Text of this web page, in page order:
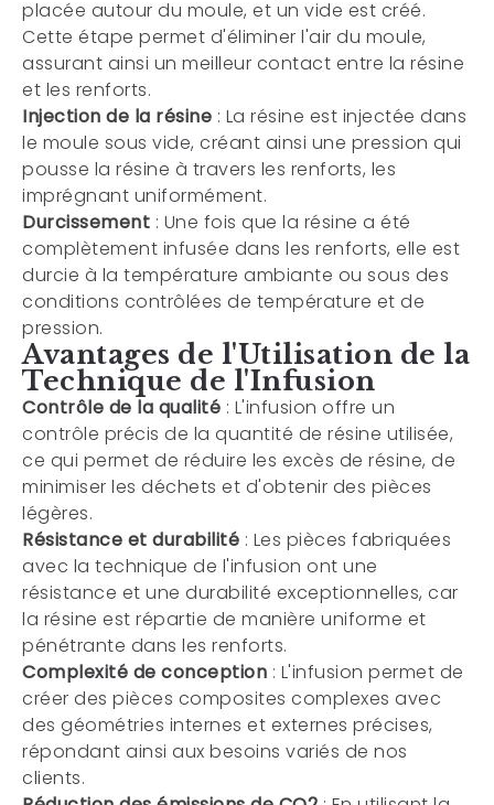
placée autour du moule, et un vide est créé.
Cette étape permet d'éliminer l'air du moule,
assurant ainsi un meilleur contact entre la résine
et les renforts.
Injection de la résine : La résine est injectée dans
le moule sous vide, créant ainsi une pression qui
pousse la résine à travers les renforts, les
imprégnant uniformément.
Durcissement : Une fois que la résine a été
complètement infusée dans les renforts, elle est
durcie à la température ambiante ou sous des
conditions contrôlées de température et de
pression.
Avantages de l'Utilisation de la
Technique de l'Infusion
Contrôle de la qualité : L'infusion offre un
contrôle précis de la quantité de résine utilisée,
ce qui permet de réduire les excès de résine, de
minimiser les déchets et d'obtenir des pièces
légères.
Résistance et durabilité : Les pièces fabriquées
avec la technique de l'infusion ont une
résistance et une durabilité exceptionnelles, car
la résine est répartie de manière uniforme et
pénétrante dans les renforts.
Complexité de conception : L'infusion permet de
créer des pièces composites complexes avec
des géométries internes et externes précises,
répondant ainsi aux besoins variés de nos
clients.